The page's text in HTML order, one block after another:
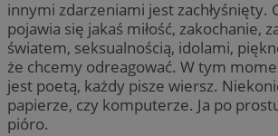
innymi zdarzeniami jest zachłyśnięty.
pojawia się jakaś miłość, zakochanie,
światem, seksualnością, idolami,
że chcemy odreagować. W tym
jest poetą, każdy pisze wiersz.
papierze, czy komputerze. Ja po
pióro.